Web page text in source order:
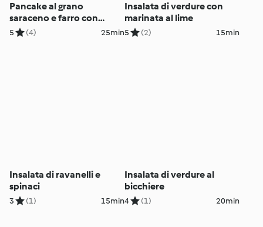
Pancake al grano
saraceno e farro con
banane
5 (4) 25min
Insalata di verdure con
marinata al lime
5 (2) 15min
Insalata di ravanelli e
spinaci
3 (1) 15min
Insalata di verdure al
bicchiere
4 (1) 20min